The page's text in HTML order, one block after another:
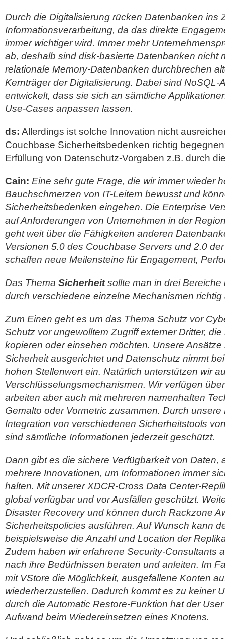
Durch die Digitalisierung rücken Datenbanken ins
Informationsverarbeitung, da das direkte
immer wichtiger wird. Immer mehr
ab, deshalb sind disk-basierte Datenbanken nicht
relationale Memory-Datenbanken durchbrechen
Kernträger der Digitalisierung. Dabei sind NoSQL-
entwickelt, dass sie sich an sämtliche
Use-Cases anpassen lassen.
ds: Allerdings ist solche Innovation nicht
Couchbase Sicherheitsbedenken richtig
Erfüllung von Datenschutz-Vorgaben z.B. durch
Cain: Eine sehr gute Frage, die wir immer wieder
Bauchschmerzen von IT-Leitern bewusst und
Sicherheitsbedenken eingehen. Die Enterprise
auf Anforderungen von Unternehmen in der
geht weit über die Fähigkeiten anderen
Versionen 5.0 des Couchbase Servers und 2.0
schaffen neue Meilensteine für Engagement,
Das Thema Sicherheitsollte man in drei Bereiche
durch verschiedene einzelne Mechanismen
Zum Einen geht es um das Thema Schutz vor
Schutz vor ungewolltem Zugriff externer Dritter,
kopieren oder einsehen möchten. Unsere
Sicherheit ausgerichtet und Datenschutz nimmt
hohen Stellenwert ein. Natürlich unterstützen wir
Verschlüsselungsmechanismen. Wir verfügen
arbeiten aber auch mit mehreren namenhaften
Gemalto oder Vormetric zusammen. Durch
Integration von verschiedenen Sicherheitstools
sind sämtliche Informationen jederzeit geschützt.
Dann gibt es die sichere Verfügbarkeit von Daten,
mehrere Innovationen, um Informationen immer
halten. Mit unserer XDCR-Cross Data Center-
global verfügbar und vor Ausfällen geschützt.
Disaster Recovery und können durch Rackzone
Sicherheitspolicies ausführen. Auf Wunsch kann
beispielsweise die Anzahl und Location der
Zudem haben wir erfahrene Security-Consultants
nach ihre Bedürfnissen beraten und anleiten. Im
mit VStore die Möglichkeit, ausgefallene Konten
wiederherzustellen. Dadurch kommt es zu keiner
durch die Automatic Restore-Funktion hat der
Aufwand beim Wiedereinsetzen eines Knotens.